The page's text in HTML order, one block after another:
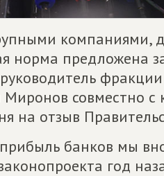
компаниями,
норма предложена
Миронов совместно
на отзыв
банков мы
год